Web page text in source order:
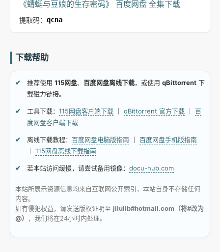
《蜻蜓与豆娘的生存密码》 百度网盘 全集下载
提取码： qcna
下载帮助
推荐使用 115网盘、 百度网盘离线下载，或使用 qBittorrent 下
载磁力链接。
工具下载： 115网盘客户端下载 qBittorrent 官方下载
百
度网盘客户端下载
离线下载教程： 百度网盘电脑版指南
百度网盘手机版指南
115网盘离线下载指南
若本站访问缓慢，请尝试备用镜像： docu-hub.com
本站所展示资源信息均来自互联网公开索引，本站自身不存储任何
内容。
如有侵犯权益，请发送版权证明至 jilulib#hotmail.com（将#改为
@）
，我们将在24小时内处理。